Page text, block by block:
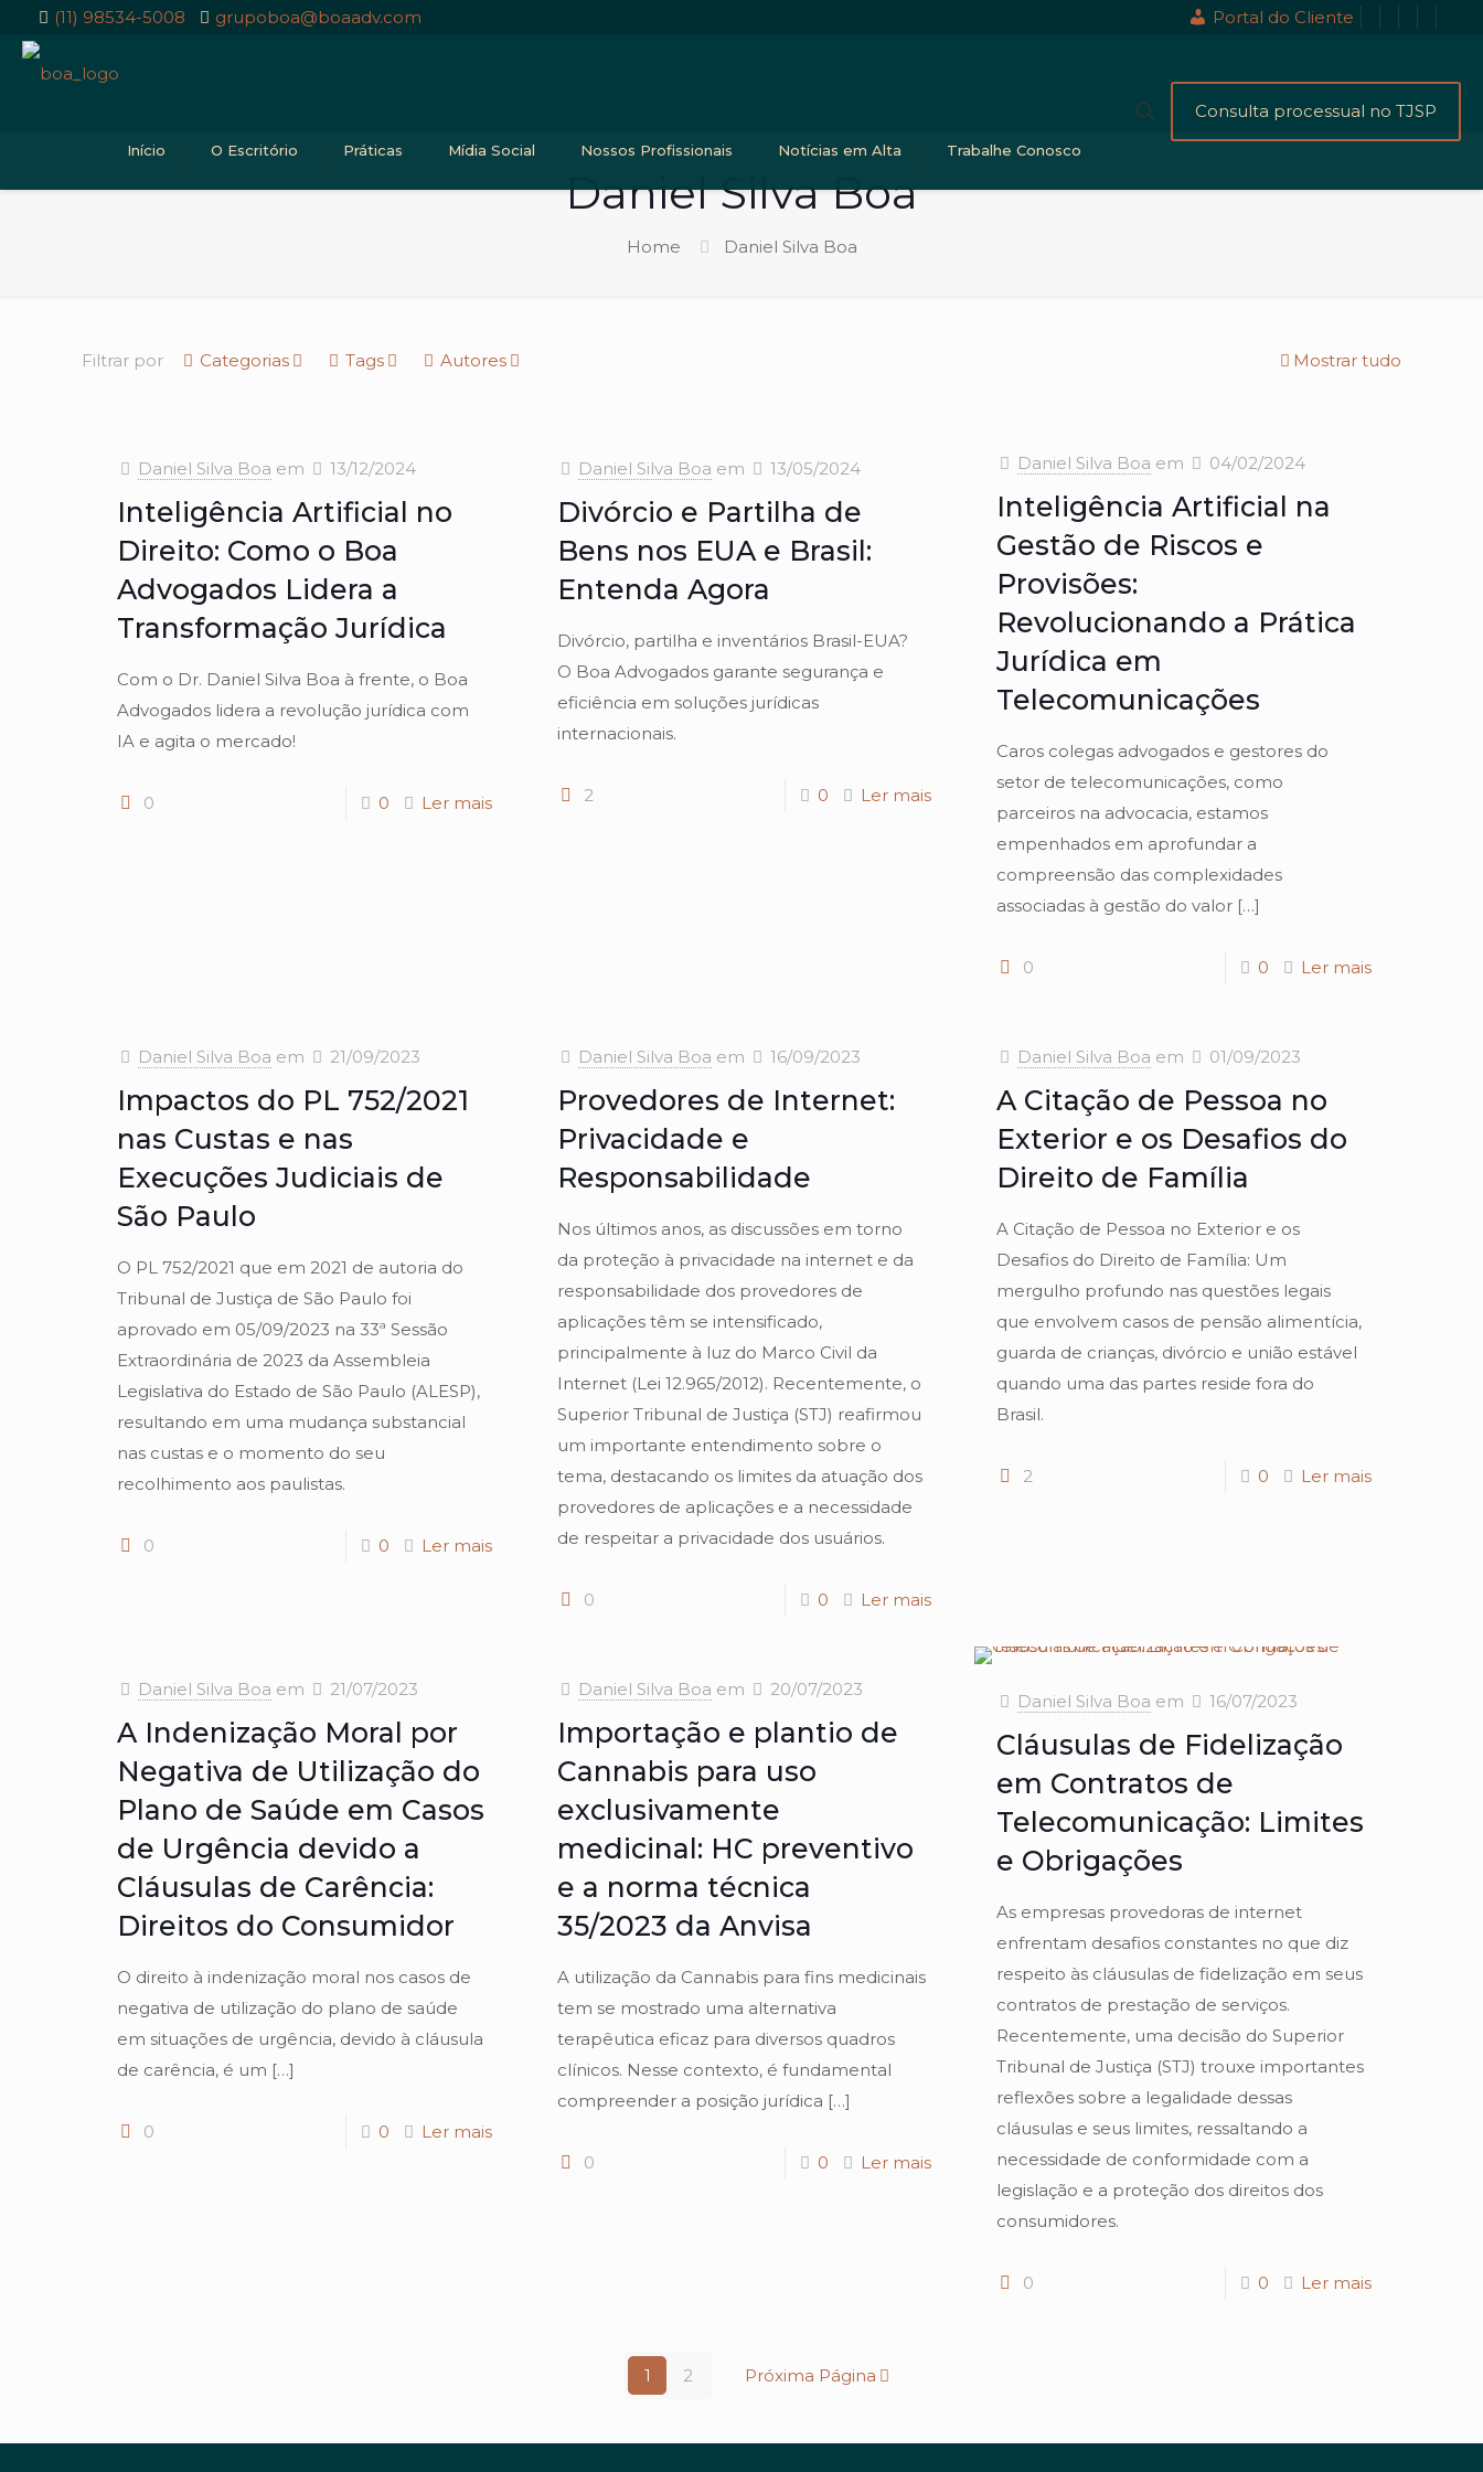
(11) 98534-5008 grupoboa@boaadv.com Portal do Cliente
Início O Escritório Práticas Mídia Social Nossos Profissionais Notícias em Alta Trabalhe Conosco
Consulta processual no TJSP
Daniel Silva Boa
Home Daniel Silva Boa
Filtrar por Categorias Tags Autores Mostrar tudo
Daniel Silva Boa em 13/12/2024
Inteligência Artificial no
Direito: Como o Boa
Advogados Lidera a
Transformação Jurídica
Com o Dr. Daniel Silva Boa à frente, o Boa
Advogados lidera a revolução jurídica com
IA e agita o mercado!
0 0 Ler mais
Daniel Silva Boa em 13/05/2024
Divórcio e Partilha de
Bens nos EUA e Brasil:
Entenda Agora
Divórcio, partilha e inventários Brasil-EUA?
O Boa Advogados garante segurança e
eficiência em soluções jurídicas
internacionais.
2 0 Ler mais
Daniel Silva Boa em 04/02/2024
Inteligência Artificial na
Gestão de Riscos e
Provisões:
Revolucionando a Prática
Jurídica em
Telecomunicações
Caros colegas advogados e gestores do
setor de telecomunicações, como
parceiros na advocacia, estamos
empenhados em aprofundar a
compreensão das complexidades
associadas à gestão do valor […]
0 0 Ler mais
Daniel Silva Boa em 21/09/2023
Impactos do PL 752/2021
nas Custas e nas
Execuções Judiciais de
São Paulo
O PL 752/2021 que em 2021 de autoria do
Tribunal de Justiça de São Paulo foi
aprovado em 05/09/2023 na 33ª Sessão
Extraordinária de 2023 da Assembleia
Legislativa do Estado de São Paulo (ALESP),
resultando em uma mudança substancial
nas custas e o momento do seu
recolhimento aos paulistas.
0 0 Ler mais
Daniel Silva Boa em 16/09/2023
Provedores de Internet:
Privacidade e
Responsabilidade
Nos últimos anos, as discussões em torno
da proteção à privacidade na internet e da
responsabilidade dos provedores de
aplicações têm se intensificado,
principalmente à luz do Marco Civil da
Internet (Lei 12.965/2012). Recentemente, o
Superior Tribunal de Justiça (STJ) reafirmou
um importante entendimento sobre o
tema, destacando os limites da atuação dos
provedores de aplicações e a necessidade
de respeitar a privacidade dos usuários.
0 0 Ler mais
Daniel Silva Boa em 01/09/2023
A Citação de Pessoa no
Exterior e os Desafios do
Direito de Família
A Citação de Pessoa no Exterior e os
Desafios do Direito de Família: Um
mergulho profundo nas questões legais
que envolvem casos de pensão alimentícia,
guarda de crianças, divórcio e união estável
quando uma das partes reside fora do
Brasil.
2 0 Ler mais
Daniel Silva Boa em 21/07/2023
A Indenização Moral por
Negativa de Utilização do
Plano de Saúde em Casos
de Urgência devido a
Cláusulas de Carência:
Direitos do Consumidor
O direito à indenização moral nos casos de
negativa de utilização do plano de saúde
em situações de urgência, devido à cláusula
de carência, é um […]
0 0 Ler mais
Daniel Silva Boa em 20/07/2023
Importação e plantio de
Cannabis para uso
exclusivamente
medicinal: HC preventivo
e a norma técnica
35/2023 da Anvisa
A utilização da Cannabis para fins medicinais
tem se mostrado uma alternativa
terapêutica eficaz para diversos quadros
clínicos. Nesse contexto, é fundamental
compreender a posição jurídica […]
0 0 Ler mais
Daniel Silva Boa em 16/07/2023
Cláusulas de Fidelização
em Contratos de
Telecomunicação: Limites
e Obrigações
As empresas provedoras de internet
enfrentam desafios constantes no que diz
respeito às cláusulas de fidelização em seus
contratos de prestação de serviços.
Recentemente, uma decisão do Superior
Tribunal de Justiça (STJ) trouxe importantes
reflexões sobre a legalidade dessas
cláusulas e seus limites, ressaltando a
necessidade de conformidade com a
legislação e a proteção dos direitos dos
consumidores.
0 0 Ler mais
1 2 Próxima Página